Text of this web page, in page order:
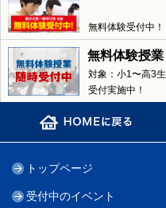
無料体験受付中！
無料体験授業
対象：小1〜高3生
受付実施中！
トップページ
受付中のイベント